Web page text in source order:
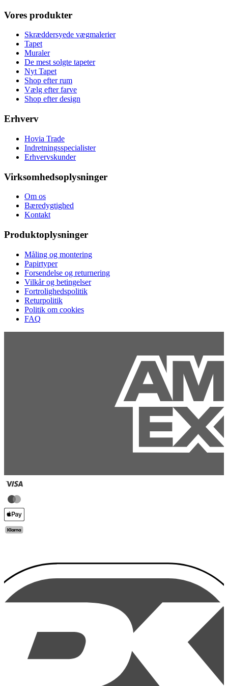
Vores produkter
Skræddersyede vægmalerier
Tapet
Muraler
De mest solgte tapeter
Nyt Tapet
Shop efter rum
Vælg efter farve
Shop efter design
Erhverv
Hovia Trade
Indretningsspecialister
Erhvervskunder
Virksomhedsoplysninger
Om os
Bæredygtighed
Kontakt
Produktoplysninger
Måling og montering
Papirtyper
Forsendelse og returnering
Vilkår og betingelser
Fortrolighedspolitik
Returpolitik
Politik om cookies
FAQ